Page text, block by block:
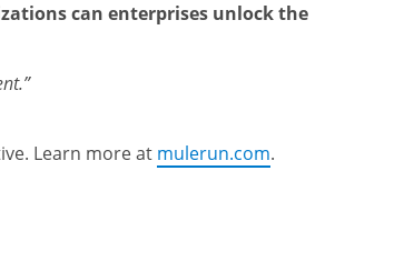
can enterprises unlock the
Learn more at mulerun.com.